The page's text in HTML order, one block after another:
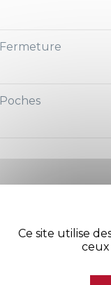
Fermeture
Poches
Ce site utilise